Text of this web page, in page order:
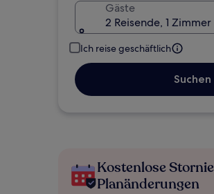
Gäste
2 Reisende, 1 Zimmer
Ich reise geschäftlich
Suchen
Kostenlose
Planänderungen